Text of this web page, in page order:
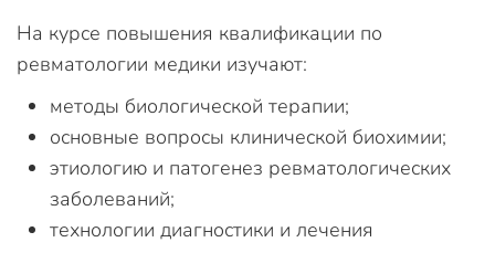
На курсе повышения квалификации по
ревматологии медики изучают:
методы биологической терапии;
основные вопросы клинической биохимии;
этиологию и патогенез ревматологических
заболеваний;
технологии диагностики и лечения